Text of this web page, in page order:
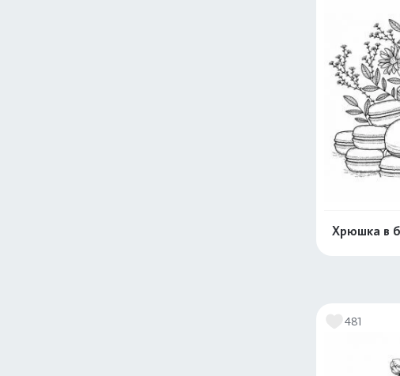
Хрюшка в
481